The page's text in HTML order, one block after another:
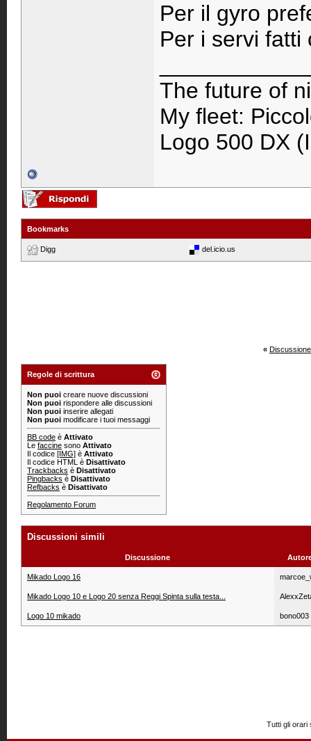
Per il gyro
Per i servi fatti
The future of
My fleet:
Logo 500 DX
Bookmarks
Digg del.icio.us
«
Regole di scrittura
Non puoi creare nuove discussioni
Non puoi rispondere alle discussioni
Non puoi inserire allegati
Non puoi modificare i tuoi messaggi
BB code è Attivato
Le faccine sono Attivato
Il codice [IMG] è Attivato
Il codice HTML è Disattivato
Trackbacks è Disattivato
Pingbacks è Disattivato
Refbacks è Disattivato
Regolamento Forum
Discussioni simili
Discussione
Mikado Logo 16
Mikado Logo 10 e Logo 20 senza Reggi Spinta sulla testa...
Logo 10 mikado bono003
Tutti gli orari